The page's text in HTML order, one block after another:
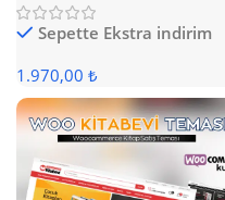
Sepette Ekstra indirim
1.970,00 ₺